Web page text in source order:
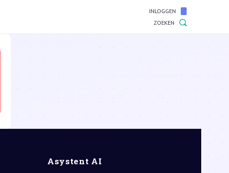
INLOGGEN
ZOEKEN
Asystent AI